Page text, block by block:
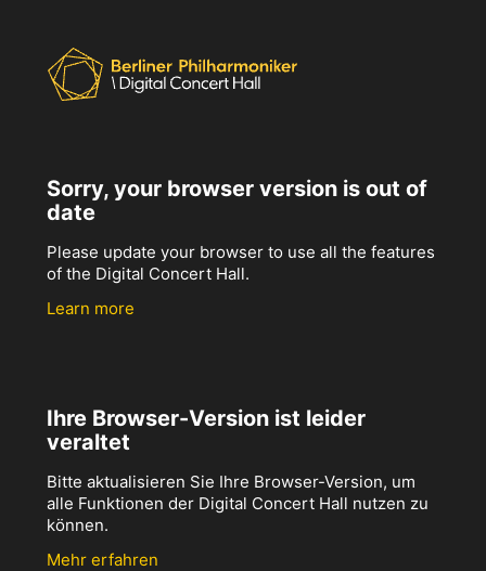
Sorry, your browser version is out of
date
Please update your browser to use all the features
of the Digital Concert Hall.
Learn more
Ihre Browser-Version ist leider
veraltet
Bitte aktualisieren Sie Ihre Browser-Version, um
alle Funktionen der Digital Concert Hall nutzen zu
können.
Mehr erfahren